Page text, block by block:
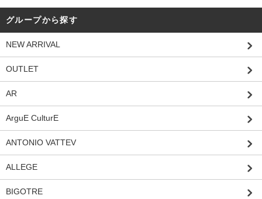
グループから探す
NEW ARRIVAL
OUTLET
AR
ArguE CulturE
ANTONIO VATTEV
ALLEGE
BIGOTRE